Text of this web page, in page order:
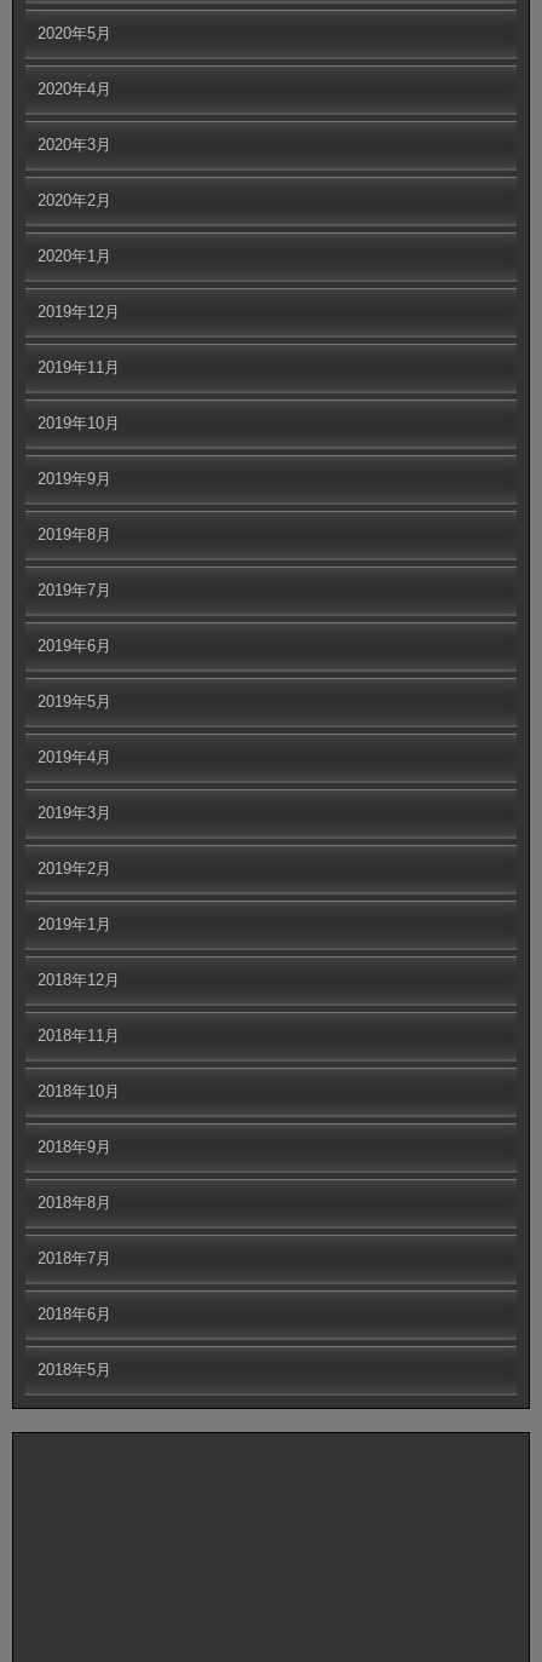
2020年5月
2020年4月
2020年3月
2020年2月
2020年1月
2019年12月
2019年11月
2019年10月
2019年9月
2019年8月
2019年7月
2019年6月
2019年5月
2019年4月
2019年3月
2019年2月
2019年1月
2018年12月
2018年11月
2018年10月
2018年9月
2018年8月
2018年7月
2018年6月
2018年5月